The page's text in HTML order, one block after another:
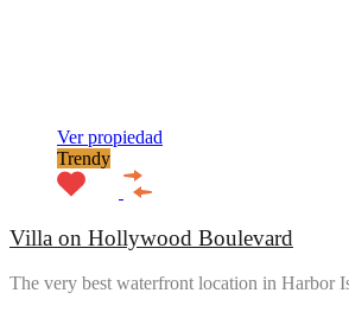
Ver propiedad
Trendy
Villa on Hollywood Boulevard
The very best waterfront location in Harbor